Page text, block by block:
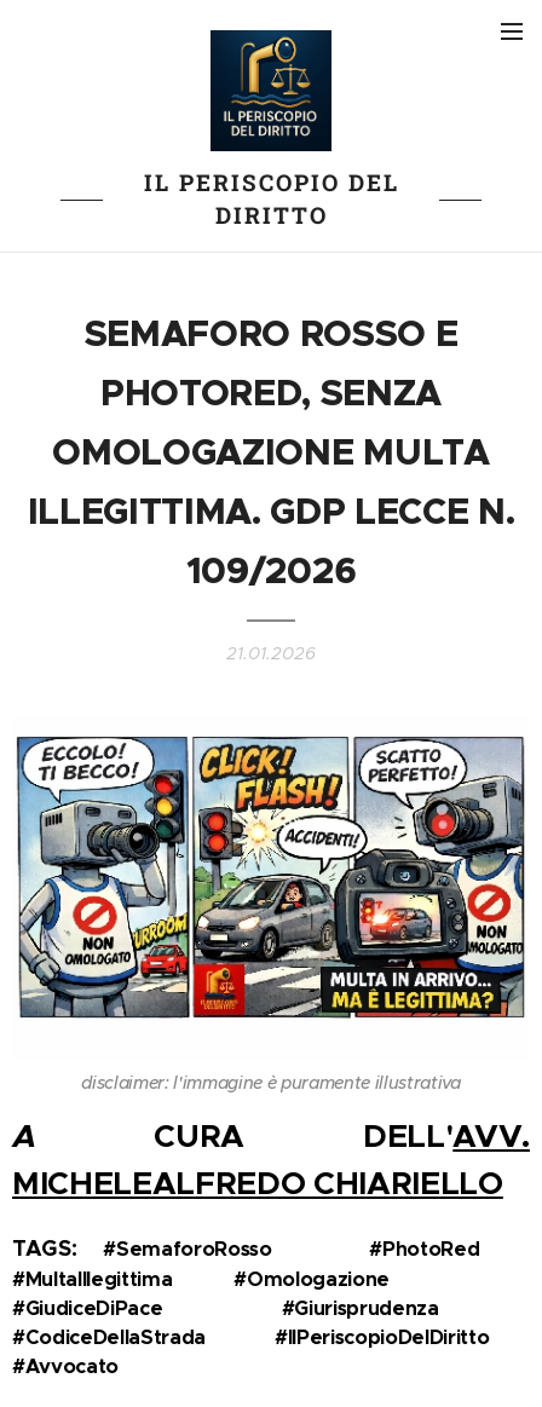
IL PERISCOPIO DEL
DIRITTO
SEMAFORO ROSSO E
PHOTORED, SENZA
OMOLOGAZIONE MULTA
ILLEGITTIMA. GDP LECCE N.
109/2026
21.01.2026
disclaimer: l'immagine è puramente illustrativa
A CURA DELL'AVV.
MICHELEALFREDO CHIARIELLO
TAGS:
#SemaforoRosso 🚦 #PhotoRed 📸
#MultaIllegittima #Omologazione ⚙️ 🚗
#GiudiceDiPace ⚖️ #Giurisprudenza 📚
#CodiceDellaStrada 🛣️ #IlPeriscopioDelDiritto 🔍
#Avvocato ⚖️ 🏛️